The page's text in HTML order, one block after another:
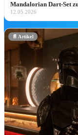
Mandalorian Dart-Set
12.05.2026
📄 Artikel